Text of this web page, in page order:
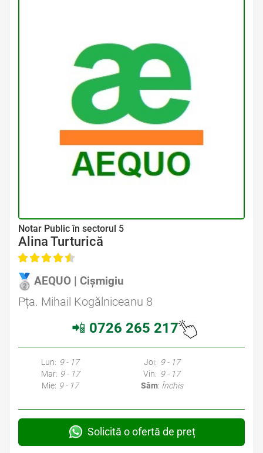
Avocat Specializat în Drept Civil • Avocat Specializat în Dreptul Familiei
Notar Public în sectorul 5
Alina Turturică
AEQUO | Cișmigiu
Pța. Mihail Kogălniceanu 8
📲 0726 265 217
Avocati Bucuresti • Cabinete Avocatura Bucuresti • Avocati Specializati Bucuresti • Avocat Bun Bucuresti • Avocat Bucuresti • Bucuresti Avocat • Avocat
Lun: 9 - 17
Mar: 9 - 17
Mie: 9 - 17
Joi: 9 - 17
Vin: 9 - 17
Sâm: Închis
Solicită o ofertă de preț